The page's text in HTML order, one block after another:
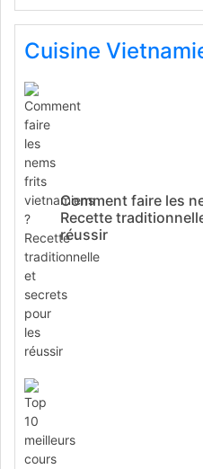
Cuisine
Comment faire les
Recette
réussir